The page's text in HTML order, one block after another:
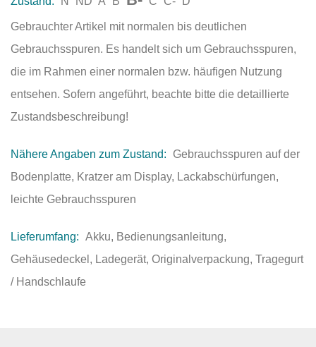
Gebrauchter Artikel mit normalen bis deutlichen
Gebrauchsspuren. Es handelt sich um Gebrauchsspuren,
die im Rahmen einer normalen bzw. häufigen Nutzung
entsehen. Sofern angeführt, beachte bitte die detaillierte
Zustandsbeschreibung!
Nähere Angaben zum Zustand:
Gebrauchsspuren auf der
Bodenplatte, Kratzer am Display, Lackabschürfungen,
leichte Gebrauchsspuren
Lieferumfang: Akku, Bedienungsanleitung,
Gehäusedeckel, Ladegerät, Originalverpackung, Tragegurt
/ Handschlaufe